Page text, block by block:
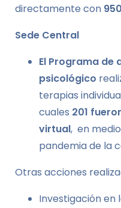
directamente con
Sede Central
El Programa de
psicológico
terapias
cuales 201
virtual, en
pandemia de la
Otras acciones
Investigación en